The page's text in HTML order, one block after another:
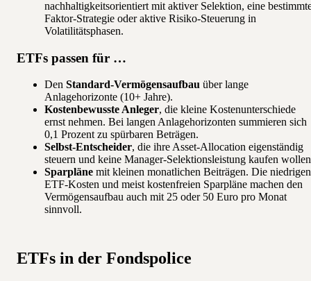
nachhaltigkeitsorientiert mit aktiver Selektion, eine
Faktor-Strategie oder aktive Risiko-Steuerung in
Volatilitätsphasen.
ETFs passen für …
Den Standard-Vermögensaufbau über lange
Anlagehorizonte (10+ Jahre).
Kostenbewusste Anleger, die kleine Kostenunterschiede
ernst nehmen. Bei langen Anlagehorizonten summieren sich
0,1 Prozent zu spürbaren Beträgen.
Selbst-Entscheider, die ihre Asset-Allocation eigenständig
steuern und keine Manager-Selektionsleistung kaufen
Sparpläne mit kleinen monatlichen Beiträgen. Die niedrigen
ETF-Kosten und meist kostenfreien Sparpläne machen den
Vermögensaufbau auch mit 25 oder 50 Euro pro Monat
sinnvoll.
ETFs in der Fondspolice